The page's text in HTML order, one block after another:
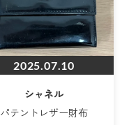
2025.07.10
シャネル
パテントレザー財布